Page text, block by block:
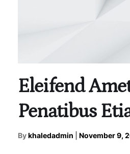
Eleifend
Penatibus
Bykhaledadmin November 9,